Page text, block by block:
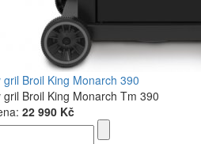
gril Broil King Monarch 390
gril Broil King Monarch Tm 390
22 990 Kč